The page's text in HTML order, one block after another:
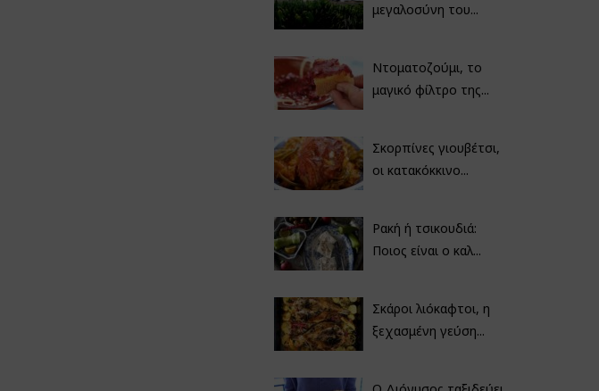
μεγαλοσύνη του...
Ντοματοζούμι, το
μαγικό φίλτρο της...
Σκορπίνες γιουβέτσι,
οι κατακόκκινο...
Ρακή ή τσικουδιά:
Ποιος είναι ο καλ...
Σκάροι λιόκαφτοι, η
ξεχασμένη γεύση...